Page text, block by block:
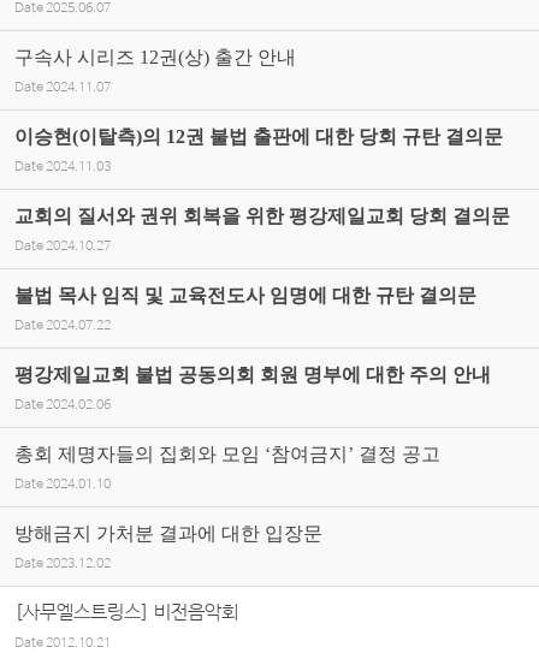
Date 2025.06.07
구속사 시리즈 12권(상) 출간 안내
Date 2024.11.07
이승현(이탈측)의 12권 불법 출판에 대한 당회 규탄 결의문
Date 2024.11.03
교회의 질서와 권위 회복을 위한 평강제일교회 당회 결의문
Date 2024.10.27
불법 목사 임직 및 교육전도사 임명에 대한 규탄 결의문
Date 2024.07.22
평강제일교회 불법 공동의회 회원 명부에 대한 주의 안내
Date 2024.02.06
총회 제명자들의 집회와 모임 ‘참여금지’ 결정 공고
Date 2024.01.10
방해금지 가처분 결과에 대한 입장문
Date 2023.12.02
[사무엘스트링스] 비전음악회
Date2012.10.21